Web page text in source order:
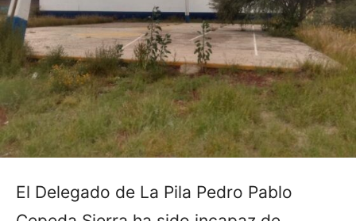
El Delegado de La Pila Pedro Pablo